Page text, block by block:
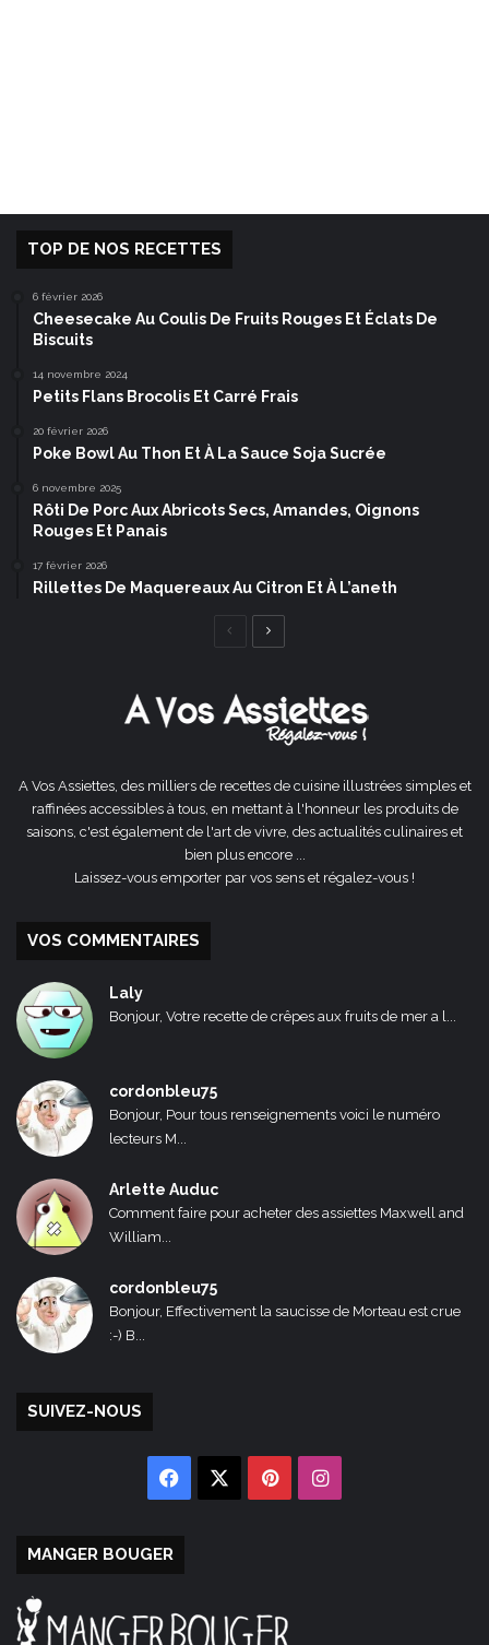
TOP DE NOS RECETTES
6 février 2026
Cheesecake Au Coulis De Fruits Rouges Et Éclats De
Biscuits
14 novembre 2024
Petits Flans Brocolis Et Carré Frais
20 février 2026
Poke Bowl Au Thon Et À La Sauce Soja Sucrée
6 novembre 2025
Rôti De Porc Aux Abricots Secs, Amandes, Oignons
Rouges Et Panais
17 février 2026
Rillettes De Maquereaux Au Citron Et À L’aneth
Page
A Vos Assiettes, des milliers de recettes de cuisine illustrées simples et
raffinées accessibles à tous, en mettant à l'honneur les produits de
saisons, c'est également de l'art de vivre, des actualités culinaires et
bien plus encore ...
Laissez-vous emporter par vos sens et régalez-vous !
VOS COMMENTAIRES
Laly
Bonjour, Votre recette de crêpes aux fruits de mer a l...
cordonbleu75
Bonjour, Pour tous renseignements voici le numéro
lecteurs M...
Arlette Auduc
Comment faire pour acheter des assiettes Maxwell and
William...
cordonbleu75
Bonjour, Effectivement la saucisse de Morteau est crue
:-) B...
SUIVEZ-NOUS
Facebook PinterestInstagram
MANGER BOUGER